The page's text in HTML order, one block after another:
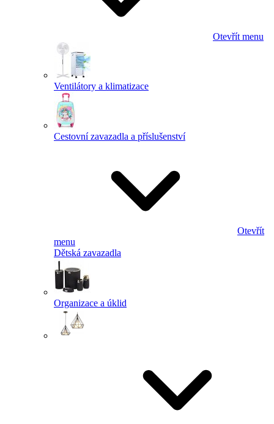
Otevřít menu
Ventilátory a klimatizace
Cestovní zavazadla a příslušenství
Otevřít
menu
Dětská zavazadla
Organizace a úklid